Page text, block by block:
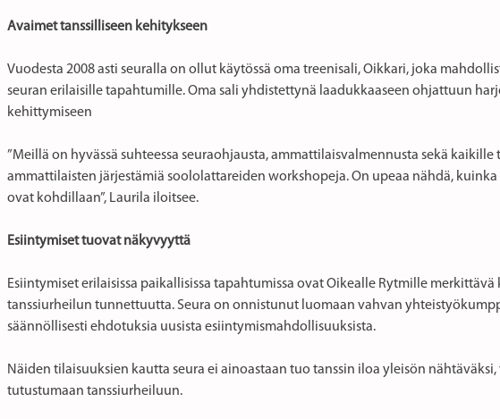
Avaimet tanssilliseen kehitykseen
Vuodesta 2008 asti seuralla on ollut käytössä oma treenisali, Oikkari, joka
seuran erilaisille tapahtumille. Oma sali yhdistettynä laadukkaaseen ohjattuun
kehittymiseen
”Meillä on hyvässä suhteessa seuraohjausta, ammattilaisvalmennusta sekä
ammattilaisten järjestämiä soololattareiden workshopeja. On upeaa nähdä,
ovat kohdillaan”, Laurila iloitsee.
Esiintymiset tuovat näkyvyyttä
Esiintymiset erilaisissa paikallisissa tapahtumissa ovat Oikealle Rytmille merkittävä
tanssiurheilun tunnettuutta. Seura on onnistunut luomaan vahvan
säännöllisesti ehdotuksia uusista esiintymismahdollisuuksista.
Näiden tilaisuuksien kautta seura ei ainoastaan tuo tanssin iloa yleisön
tutustumaan tanssiurheiluun.